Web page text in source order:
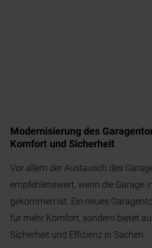
Modernisierung des
Komfort und Sicherheit
Vor allem der Austausch des
empfehlenswert, wenn die Garage
gekommen ist. Ein neues
für mehr Komfort, sondern bietet
Sicherheit und Effizienz in Sachen